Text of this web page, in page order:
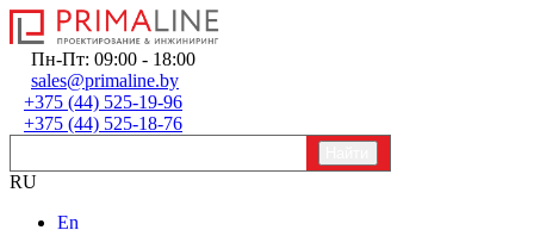
Пн-Пт: 09:00 - 18:00
sales@primaline.by
+375 (44) 525-19-96
+375 (44) 525-18-76
RU
En